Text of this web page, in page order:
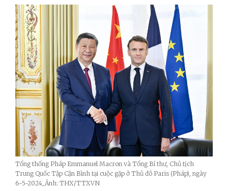
Tổng thống Pháp Emmanuel Macron và Tổng Bí thư, Chủ tịch
Trung Quốc Tập Cận Bình tại cuộc gặp ở Thủ đô Paris (Pháp), ngày
6-5-2024_Ảnh: THX/TTXVN